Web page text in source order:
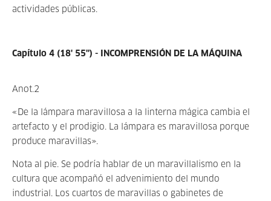
actividades públicas.
Capítulo 4 (18' 55'') - INCOMPRENSIÓN DE LA MÁQUINA
Anot.2
«De la lámpara maravillosa a la linterna mágica cambia el
artefacto y el prodigio. La lámpara es maravillosa porque
produce maravillas».
Nota al pie. Se podría hablar de un maravillalismo en la
cultura que acompañó el advenimiento del mundo
industrial. Los cuartos de maravillas o gabinetes de